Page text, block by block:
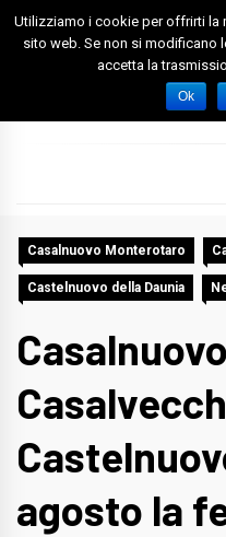
Skip
Spazio
Foggia News
Casalnuovo Monterotaro
Castelnuovo della Daunia
agosto la
Utilizziamo i cookie per offrirti la
sito web. Se non si modificano
accetta la
Ok